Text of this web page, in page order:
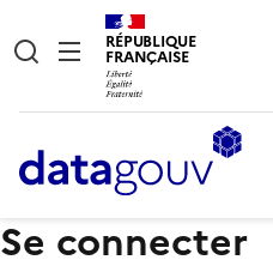
RÉPUBLIQUE
FRANÇAISE
Se connecter